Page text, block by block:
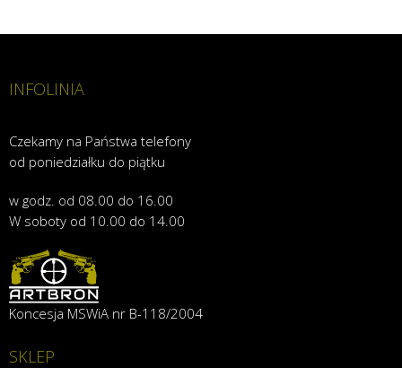
INFOLINIA
Czekamy na Państwa telefony
od poniedziałku do piątku
w godz. od 08.00 do 16.00
W soboty od 10.00 do 14.00
Koncesja MSWiA nr B-118/2004
SKLEP